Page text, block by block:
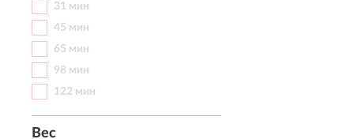
31 мин
45 мин
65 мин
98 мин
122 мин
Вес